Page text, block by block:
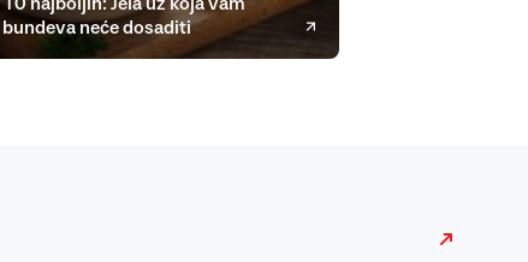
bundeva neće dosaditi